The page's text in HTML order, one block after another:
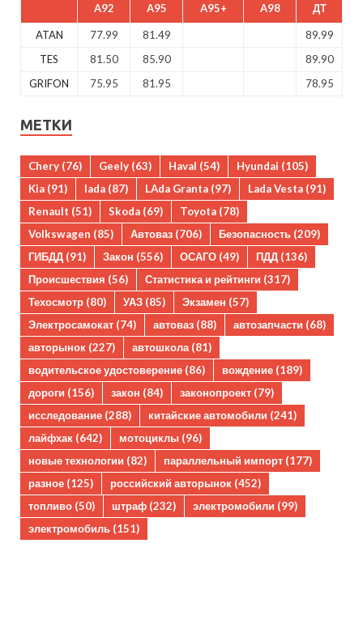
A92 A95 A95+ A98 ДТ
ATAN 77.99 81.49
89.99
TES
81.50 85.90
89.90
GRIFON
75.95 81.95 78.95
МЕТКИ
Chery (76) Geely (63) Haval (54) Hyundai (105)
Kia (91) lada (87) LAda Granta (97) Lada Vesta (91)
Renault (51) Skoda (69) Toyota (78)
Volkswagen (85) Автоваз (706) Безопасность (209)
ГИБДД (91) Закон (556) ОСАГО (49) ПДД (136)
Происшествия (56) Статистика и рейтинги (317)
Техосмотр (80) УАЗ (85) Экзамен (57)
Электросамокат (74) автоваз (88) автозапчасти (68)
авторынок (227) автошкола(81)
водительское удостоверение (86) вождение (189)
дороги (156) закон (84) законопроект (79)
исследование (288) китайские автомобили (241)
лайфхак (642) мотоциклы (96)
новые технологии (82) параллельный импорт (177)
разное (125) российский авторынок (452)
топливо (50) штраф (232) электромобили (99)
электромобиль (151)